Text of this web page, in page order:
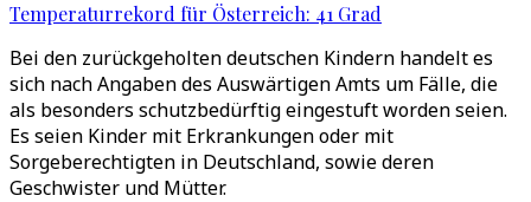
Temperaturrekord für Österreich: 41 Grad
Bei den zurückgeholten deutschen Kindern handelt es
sich nach Angaben des Auswärtigen Amts um Fälle, die
als besonders schutzbedürftig eingestuft worden seien.
Es seien Kinder mit Erkrankungen oder mit
Sorgeberechtigten in Deutschland, sowie deren
Geschwister und Mütter.